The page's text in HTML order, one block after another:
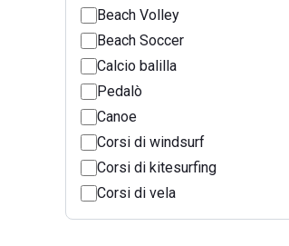
Beach Volley
Beach Soccer
Calcio balilla
Pedalò
Canoe
Corsi di windsurf
Corsi di kitesurfing
Corsi di vela